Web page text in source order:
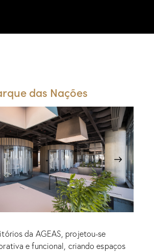
das Nações
da AGEAS, projetou-se
e funcional, criando espaços